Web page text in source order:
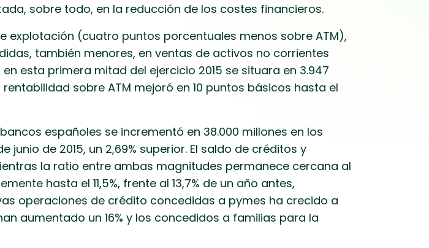
sobre todo, en la reducción de los costes financieros.
explotación (cuatro puntos porcentuales menos sobre ATM),
también menores, en ventas de activos no corrientes
esta primera mitad del ejercicio 2015 se situara en 3.947
sobre ATM mejoró en 10 puntos básicos hasta el
españoles se incrementó en 38.000 millones en los
junio de 2015, un 2,69% superior. El saldo de créditos y
la ratio entre ambas magnitudes permanece cercana al
hasta el 11,5%, frente al 13,7% de un año antes,
operaciones de crédito concedidas a pymes ha crecido a
aumentado un 16% y los concedidos a familias para la